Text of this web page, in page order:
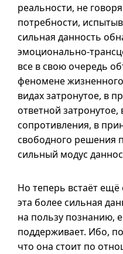
реальности, не
потребности,
сильная данность
эмоционально-
все в свою очередь
феномене
видах затронутое, в
ответной
сопротивления, в
свободного решения
сильный модус
Но теперь встаёт
эта более сильная
на пользу познанию,
поддерживает. Ибо,
что она стоит по